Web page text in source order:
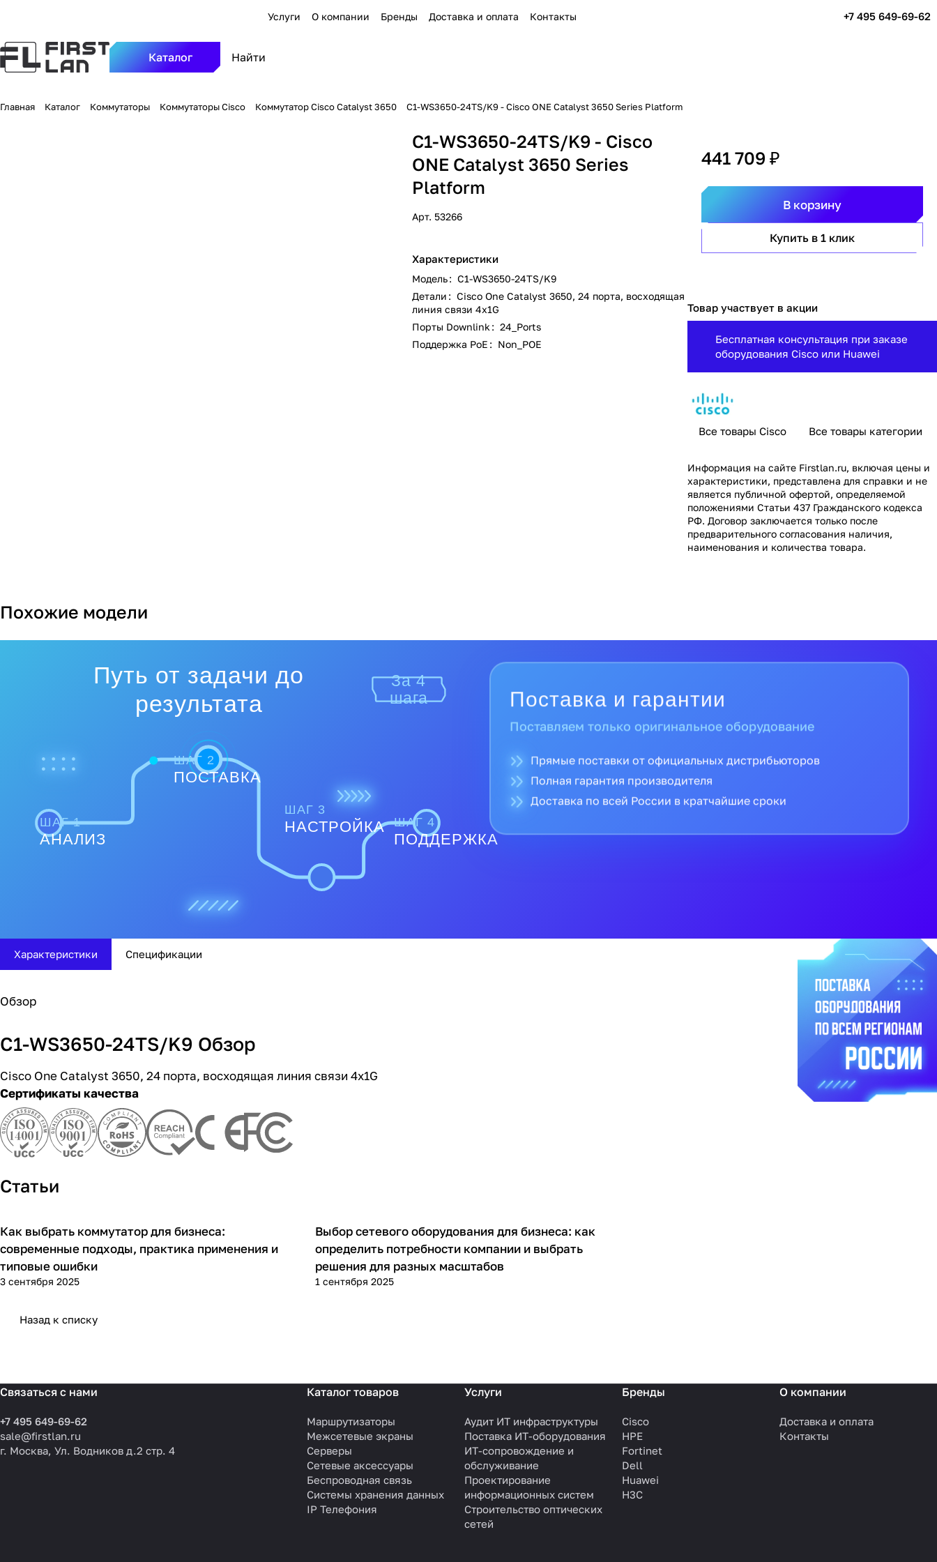
Услуги О компании Бренды Доставка и оплата Контакты +7 495 649-69-62
Каталог
Главная Каталог Коммутаторы Коммутаторы Cisco Коммутатор Cisco Catalyst 3650 C1-WS3650-24TS/K9 - Cisco ONE Catalyst 3650 Series Platform
C1-WS3650-24TS/K9 - Cisco
ONE Catalyst 3650 Series
Platform
Арт. 53266
Характеристики
Модель: C1-WS3650-24TS/K9
Детали: Cisco One Catalyst 3650, 24 порта, восходящая
линия связи 4x1G
Порты Downlink: 24_Ports
Поддержка PoE: Non_POE
441 709 ₽
В корзину
Купить в 1 клик
Товар участвует в акции
Бесплатная консультация при заказе
оборудования Cisco или Huawei
Все товары Cisco Все товары категории
Информация на сайте Firstlan.ru, включая цены и
характеристики, представлена для справки и не
является публичной офертой, определяемой
положениями Статьи 437 Гражданского кодекса
РФ. Договор заключается только после
предварительного согласования наличия,
наименования и количества товара.
Похожие модели
Путь от задачи до
результата
За 4
шага
ШАГ 1
АНАЛИЗ
ШАГ 2
ПОСТАВКА
ШАГ 3
НАСТРОЙКА ШАГ 4
ПОДДЕРЖКА
Поставка и гарантии
Поставляем только оригинальное оборудование
Прямые поставки от официальных дистрибьюторов
Полная гарантия производителя
Доставка по всей России в кратчайшие сроки
Характеристики Спецификации
Обзор
C1-WS3650-24TS/K9 Обзор
Cisco One Catalyst 3650, 24 порта, восходящая линия связи 4x1G
Сертификаты качества
Статьи
Советы покупателям
Как выбрать коммутатор для бизнеса:
современные подходы, практика применения и
типовые ошибки
3 сентября 2025
Советы покупателям
Выбор сетевого оборудования для бизнеса: как
определить потребности компании и выбрать
решения для разных масштабов
1 сентября 2025
Назад к списку
Связаться с нами
+7 495 649-69-62
sale@firstlan.ru
г. Москва, Ул. Водников д.2 стр. 4
Каталог товаров
Маршрутизаторы
Межсетевые экраны
Серверы
Сетевые аксессуары
Беспроводная связь
Системы хранения данных
IP Телефония
Услуги
Аудит ИТ инфраструктуры
Поставка ИТ-оборудования
ИТ-сопровождение и
обслуживание
Проектирование
информационных систем
Строительство оптических
сетей
Бренды
Cisco
HPE
Fortinet
Dell
Huawei
H3C
О компании
Доставка и оплата
Контакты